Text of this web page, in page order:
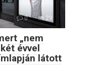
0 29
„nem
évvel
látott